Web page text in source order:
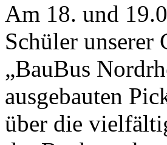
Am 18. und
Schüler
„BauBus
ausgebauten
über die